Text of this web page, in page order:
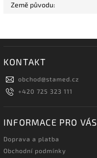
Země původu:
KONTAKT
obchod@stamed.cz
+420 725 323 111
INFORMACE PRO VÁS
Doprava a platba
Obchodní podmínky